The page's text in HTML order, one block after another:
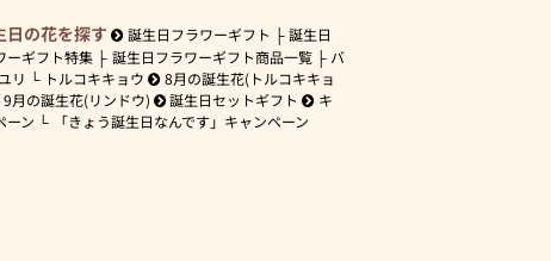
日の花を探す 誕生日フラワーギフト
誕生日
ーギフト特集
誕生日フラワーギフト商品一覧
バ
ユリ トルコキキョウ
8月の誕生花(トルコキキョ
9月の誕生花(リンドウ) 誕生日セットギフト
キ
ーン
「きょう誕生日なんです」キャンペーン